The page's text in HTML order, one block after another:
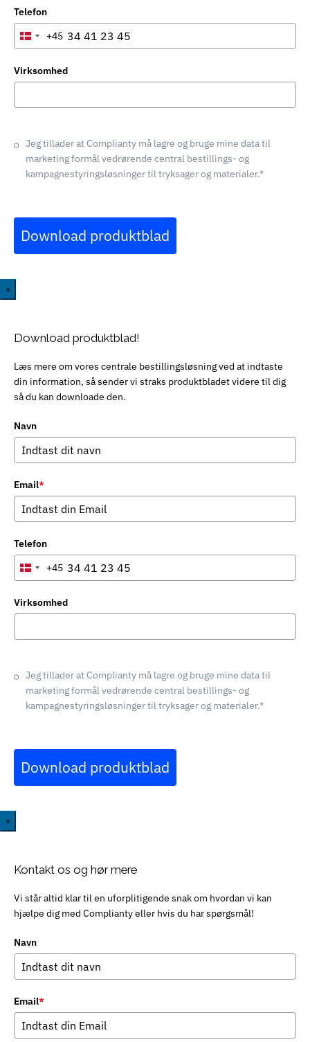
Telefon
Denmark
+45
Virksomhed
Jeg tillader at Complianty må lagre og bruge mine data til
marketing formål vedrørende central bestillings- og
kampagnestyringsløsninger til tryksager og materialer.*
Download produktblad
×
Download produktblad!
Læs mere om vores centrale bestillingsløsning ved at indtaste
din information, så sender vi straks produktbladet videre til dig
så du kan downloade den.
Navn
Email*
Telefon
Denmark
+45
Virksomhed
Jeg tillader at Complianty må lagre og bruge mine data til
marketing formål vedrørende central bestillings- og
kampagnestyringsløsninger til tryksager og materialer.*
Download produktblad
×
Kontakt os og hør mere
Vi står altid klar til en uforplitigende snak om hvordan vi kan
hjælpe dig med Complianty eller hvis du har spørgsmål!
Navn
Email*